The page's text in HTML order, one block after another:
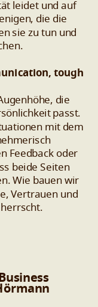
leidet und auf
die die
sie zu tun und
tough
die
passt.
mit dem
Feedback oder
beide Seiten
Wie bauen wir
Vertrauen und